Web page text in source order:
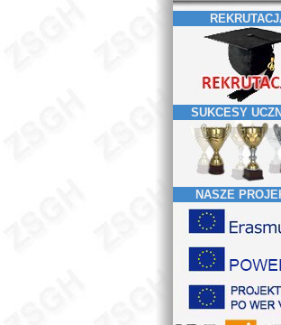
SUKCESY
NASZE